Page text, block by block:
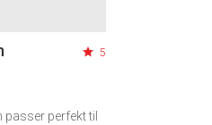
5
passer perfekt til